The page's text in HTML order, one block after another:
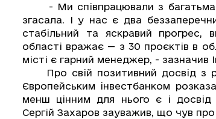
- Ми співпрацювали з багатьма
згасала. І у нас є два
стабільний та яскравий прогрес,
області вражає — з 30 проєктів в
місті є гарний менеджер, - зазначив
Про свій позитивний досвід з
Європейським інвестбанком
менш цінним для нього є і досвід
Сергій Захаров зауважив, що чув